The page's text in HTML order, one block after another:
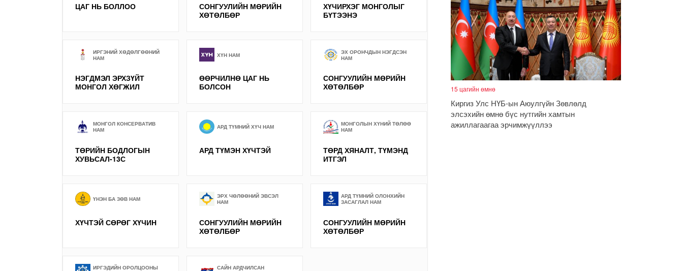
ЦАГ НЬ БОЛЛОО
СОНГУУЛИЙН МӨРИЙН
ХӨТӨЛБӨР
ХҮЧИРХЭГ МОНГОЛЫГ
БҮТЭЭНЭ
ИРГЭНИЙ ХӨДӨЛГӨӨНИЙ
НАМ
НЭГДМЭЛ ЭРХЗҮЙТ
МОНГОЛ ХӨГЖИЛ
ХҮН НАМ
ӨӨРЧИЛНӨ ЦАГ НЬ
БОЛСОН
ЭХ ОРОНЧДЫН НЭГДСЭН
НАМ
СОНГУУЛИЙН МӨРИЙН
ХӨТӨЛБӨР
МОНГОЛ КОНСЕРВАТИВ
НАМ
ТӨРИЙН БОДЛОГЫН
ХУВЬСАЛ-13С
АРД ТҮМНИЙ ХҮЧ НАМ
АРД ТҮМЭН ХҮЧТЭЙ
МОНГОЛЫН ХҮНИЙ ТӨЛӨӨ
НАМ
ТӨРД ХЯНАЛТ, ТҮМЭНД
ИТГЭЛ
ҮНЭН БА ЗӨВ НАМ
ХҮЧТЭЙ СӨРӨГ ХҮЧИН
ЭРХ ЧӨЛӨӨНИЙ ЭВСЭЛ
НАМ
СОНГУУЛИЙН МӨРИЙН
ХӨТӨЛБӨР
АРД ТҮМНИЙ ОЛОНХИЙН
ЗАСАГЛАЛ НАМ
СОНГУУЛИЙН МӨРИЙН
ХӨТӨЛБӨР
ИРГЭДИЙН ОРОЛЦООНЫ
САЙН АРДЧИЛСАН
15 цагийн өмнө
Киргиз Улс НҮБ-ын Аюулгүйн Зөвлөлд
элсэхийн өмнө бүс нутгийн хамтын
ажиллагаагаа эрчимжүүллээ